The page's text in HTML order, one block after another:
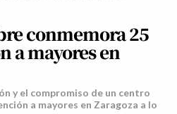
conmemora 25
a mayores en
y el compromiso de un centro
a mayores en Zaragoza a lo